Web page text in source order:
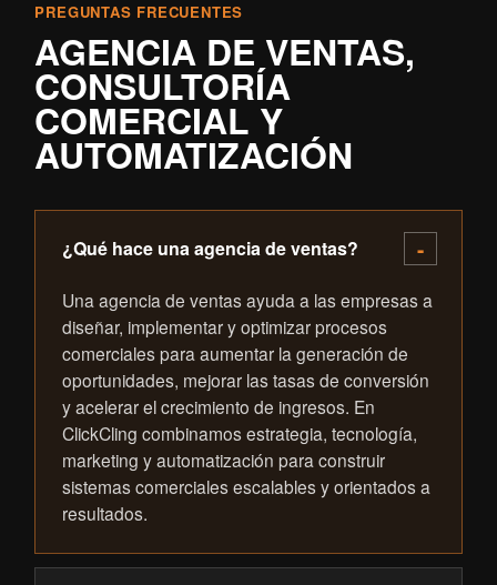
PREGUNTAS FRECUENTES
AGENCIA DE VENTAS,
CONSULTORÍA
COMERCIAL Y
AUTOMATIZACIÓN
¿Qué hace una agencia de ventas?
Una agencia de ventas ayuda a las empresas a
diseñar, implementar y optimizar procesos
comerciales para aumentar la generación de
oportunidades, mejorar las tasas de conversión
y acelerar el crecimiento de ingresos. En
ClickCling combinamos estrategia, tecnología,
marketing y automatización para construir
sistemas comerciales escalables y orientados a
resultados.